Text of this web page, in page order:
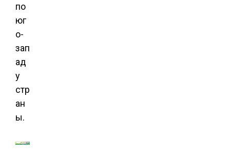
по
юг
о-
зап
ад
у
стр
ан
ы.